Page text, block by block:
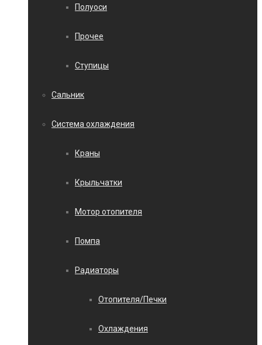
Полуоси
Прочее
Ступицы
Сальник
Система охлаждения
Краны
Крыльчатки
Мотор отопителя
Помпа
Радиаторы
Отопителя/Печки
Охлаждения